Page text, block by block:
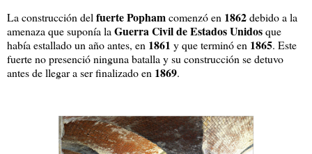
La construcción del fuerte Pophamcomenzó en 1862debido a la
amenaza que suponía la Guerra Civil de Estados Unidosque
había estallado un año antes, en 1861 y que terminó en 1865. Este
fuerte no presenció ninguna batalla y su construcción se detuvo
antes de llegar a ser finalizado en 1869.